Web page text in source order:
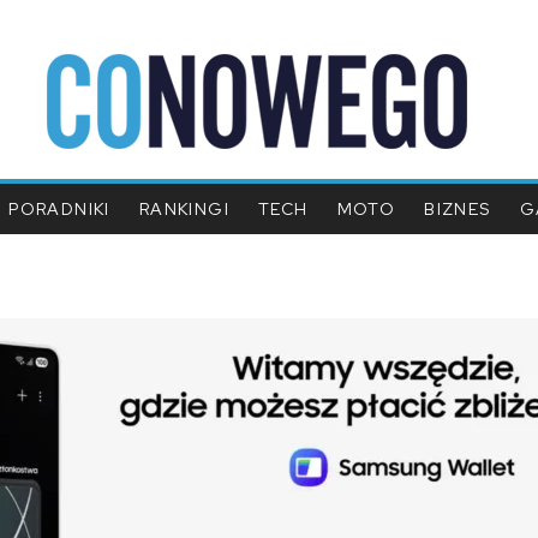
PORADNIKI RANKINGI TECH MOTO BIZNES